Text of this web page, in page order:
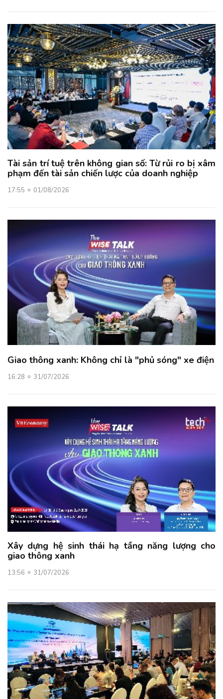
Tài sản trí tuệ trên không gian số: Từ rủi ro bị xâm
phạm đến tài sản chiến lược của doanh nghiệp
17:55 01/08/2026
Giao thông xanh: Không chỉ là "phủ sóng" xe điện
16:28 31/07/2026
Xây dựng hệ sinh thái hạ tầng năng lượng cho
giao thông xanh
13:56 31/07/2026